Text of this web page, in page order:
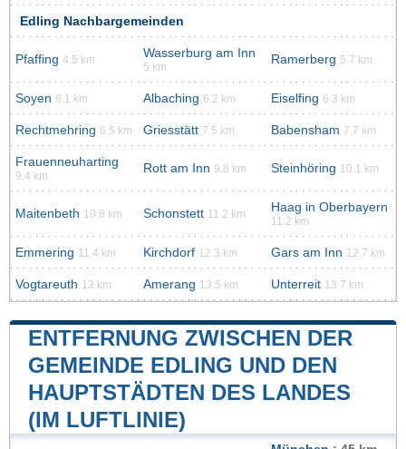
Edling Nachbargemeinden
Pfaffing 4.5 km Wasserburg am Inn
5 km
Ramerberg 5.7 km
Soyen 6.1 km Albaching 6.2 km Eiselfing 6.3 km
Rechtmehring 6.5 km Griesstätt 7.5 km Babensham 7.7 km
Frauenneuharting
9.4 km
Rott am Inn 9.8 km Steinhöring 10.1 km
Maitenbeth 10.8 km Schonstett 11.2 km Haag in Oberbayern
11.2 km
Emmering 11.4 km Kirchdorf 12.3 km Gars am Inn 12.7 km
Vogtareuth 13 km Amerang 13.5 km Unterreit 13.7 km
ENTFERNUNG ZWISCHEN DER
GEMEINDE EDLING UND DEN
HAUPTSTÄDTEN DES LANDES
(IM LUFTLINIE)